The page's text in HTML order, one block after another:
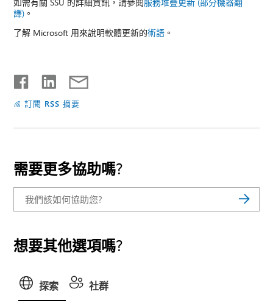
譯) 。
了解 Microsoft 用來說明軟體更新的術語 。
訂閱 RSS 摘要
需要更多協助嗎?
想要其他選項嗎?
探索 社群